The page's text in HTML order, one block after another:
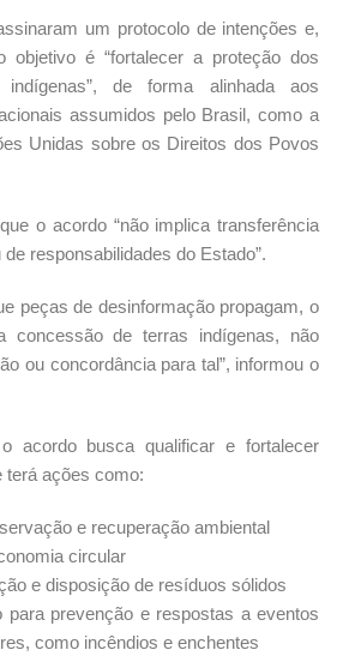
um protocolo de intenções e,
objetivo é “fortalecer a proteção dos
de forma alinhada aos
assumidos pelo Brasil, como a
Unidas sobre os Direitos dos Povos
o acordo “não implica transferência
responsabilidades do Estado”.
peças de desinformação propagam, o
concessão de terras indígenas, não
ou concordância para tal”, informou o
acordo busca qualificar e fortalecer
terá ações como:
e recuperação ambiental
circular
e disposição de resíduos sólidos
para prevenção e respostas a eventos
como incêndios e enchentes